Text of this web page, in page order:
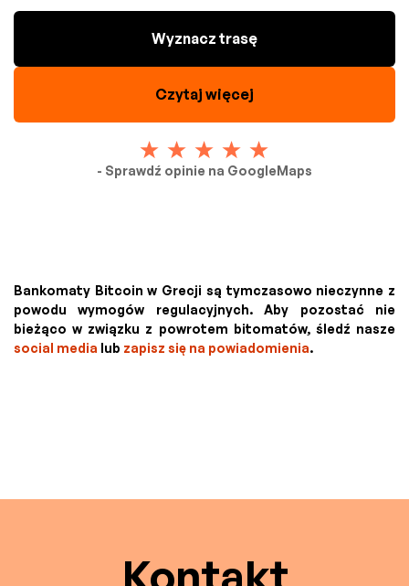
Wyznacz trasę
Czytaj więcej
- Sprawdź opinie na GoogleMaps
Bankomaty Bitcoin w Grecji są tymczasowo nieczynne z
powodu wymogów regulacyjnych. Aby pozostać nie
bieżąco w związku z powrotem bitomatów, śledź nasze
social media lub zapisz się na powiadomienia.